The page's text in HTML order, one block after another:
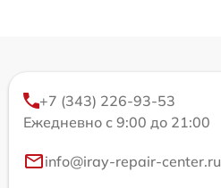
+7 (343) 226-93-53
Ежедневно с 9:00 до 21:00
info@iray-repair-center.ru